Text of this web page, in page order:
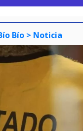
Bío > Noticia